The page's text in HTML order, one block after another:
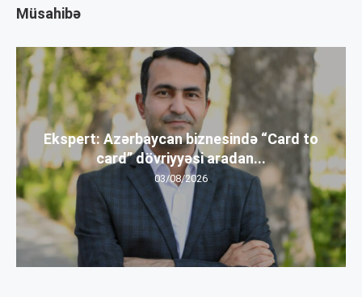
Müsahibə
Ekspert: Azərbaycan biznesində “Card to
card” dövriyyəsi aradan...
03/08/2026